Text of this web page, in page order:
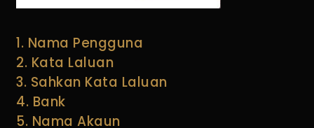
1. Nama Pengguna
2. Kata Laluan
3. Sahkan Kata Laluan
4. Bank
5. Nama Akaun